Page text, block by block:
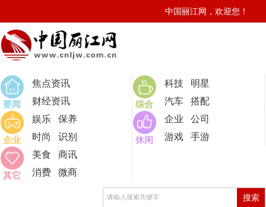
中国丽江网，欢迎您！
要闻
焦点资讯
财经资讯
综合
科技
明星
汽车
搭配
企业
娱乐
保养
时尚
识别 休闲
企业
公司
游戏
手游
其它
美食
商讯
消费
微商